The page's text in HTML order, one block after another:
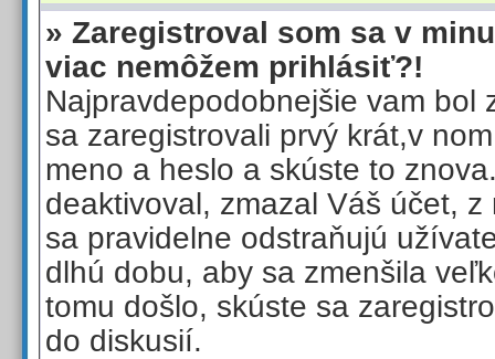
» Zaregistroval som sa v
viac nemôžem prihlásiť?!
Najpravdepodobnejšie vam bol
sa zaregistrovali prvý krát,v
meno a heslo a skúste to
deaktivoval, zmazal Váš účet,
sa pravidelne odstraňujú
dlhú dobu, aby sa zmenšila
tomu došlo, skúste sa
do diskusií.